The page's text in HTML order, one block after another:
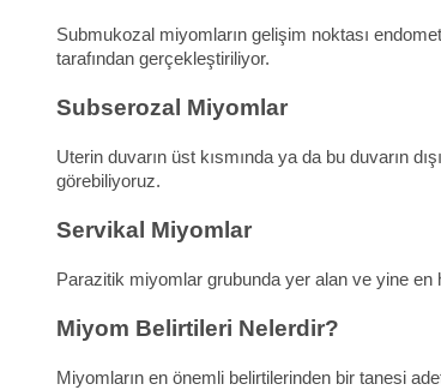
Submukozal miyomların gelişim noktası
tarafından gerçekleştiriliyor.
Subserozal Miyomlar
Uterin duvarın üst kısmında ya da bu duvarın
görebiliyoruz.
Servikal Miyomlar
Parazitik miyomlar grubunda yer alan ve yine en
Miyom Belirtileri Nelerdir?
Miyomların en önemli belirtilerinden bir tanesi